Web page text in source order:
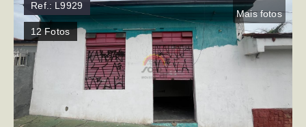
Mais fotos
Ref.: L9929
12Fotos